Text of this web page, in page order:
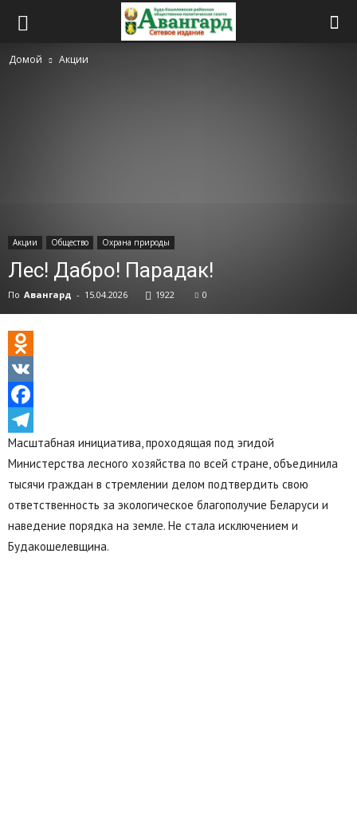
Домой Акции
Акции Общество Охрана природы
Лес! Дабро! Парадак!
По Авангард - 15.04.2026 1922 0
Odnoklassniki
VK
Facebook
Telegram
Масштабная инициатива, проходящая под эгидой
Министерства лесного хозяйства по всей стране, объединила
тысячи граждан в стремлении делом подтвердить свою
ответственность за экологическое благополучие Беларуси и
наведение порядка на земле. Не стала исключением и
Будакошелевщина.